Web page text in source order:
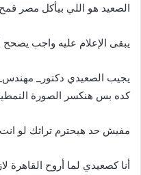
الصعيد هو اللي بيأكل مصر
يبقى الإعلام عليه واجب يصحح
يجيب الصعيدي دكتور_ مهندس_
كده بس هنكسر الصورة
مفيش حد هيحترم تراثك لو
أنا كصعيدي لما أروح القاهرة